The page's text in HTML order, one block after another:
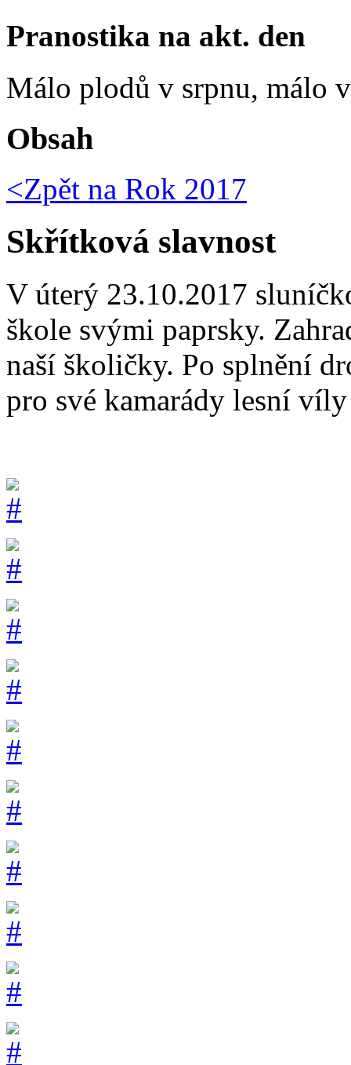
Pranostika na akt. den
Málo plodů v srpnu, málo
Obsah
<Zpět na Rok 2017
Skřítková slavnost
V úterý 23.10.2017
škole svými paprsky.
naší školičky. Po splnění
pro své kamarády lesní